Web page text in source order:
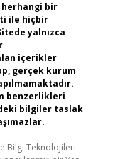
bir
ile hiçbir
yalnızca
içerikler
gerçek kurum
benzerlikleri
bilgiler taslak
Bilgi Teknolojileri